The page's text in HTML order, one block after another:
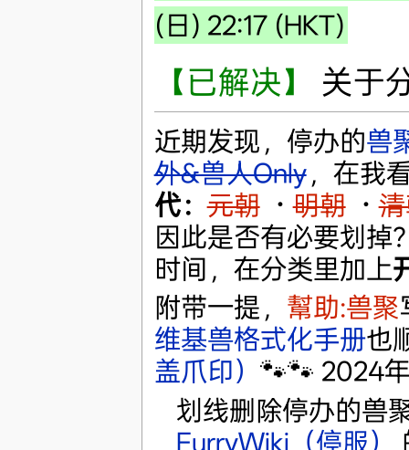
(日) 22:17 (HKT)
【已解决】 关于
近期发现，停办的兽
外&兽人Only，在我
代：元朝 · 明朝 ·
因此是否有必要划掉
时间，在分类里加上
附带一提， 幫助:兽聚
维基兽格式化手册也
盖爪印） 🐾🐾 2024
划线删除停办的兽
FurryWiki（停服）